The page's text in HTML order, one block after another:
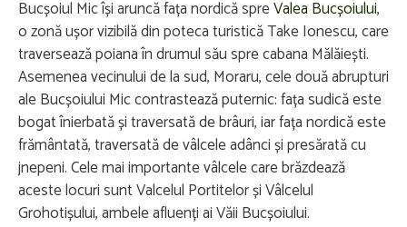
Bucșoiul Mic își aruncă fața nordică spreValea Bucșoiului,
o zonă ușor vizibilă din poteca turistică Take Ionescu, care
traversează poiana în drumul său spre cabana Mălăiești.
Asemenea vecinului de la sud, Moraru, cele două abrupturi
ale Bucșoiului Mic contrastează puternic: fața sudică este
bogat înierbată și traversată de brâuri, iar fața nordică este
frământată, traversată de vâlcele adânci și presărată cu
jnepeni. Cele mai importante vâlcele care brăzdează
aceste locuri sunt Valcelul Portitelor și Vâlcelul
Grohotișului, ambele afluenți ai Văii Bucșoiului.